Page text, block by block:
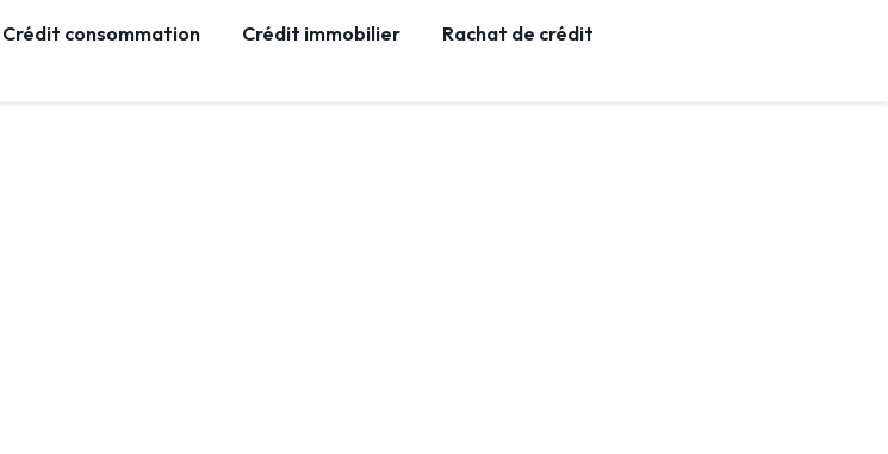
Crédit consommation Crédit immobilier
Rachat de crédit